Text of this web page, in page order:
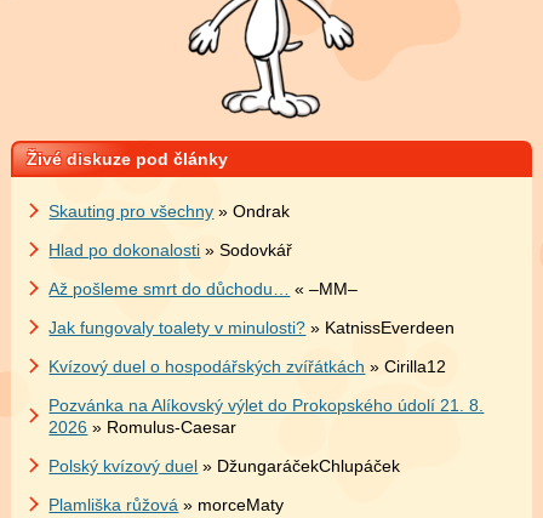
Živé diskuze pod články
Skauting pro všechny » Ondrak
Hlad po dokonalosti » Sodovkář
Až pošleme smrt do důchodu… « –MM–
Jak fungovaly toalety v minulosti? » KatnissEverdeen
Kvízový duel o hospodářských zvířátkách » Cirilla12
Pozvánka na Alíkovský výlet do Prokopského údolí 21. 8.
2026 » Romulus-Caesar
Polský kvízový duel » DžungaráčekChlupáček
Plamliška růžová » morceMaty